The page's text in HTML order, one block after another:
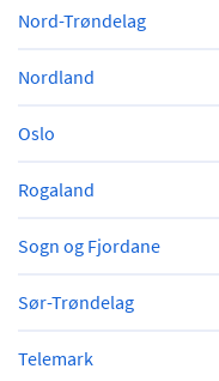
Nord-Trøndelag
Nordland
Oslo
Rogaland
Sogn og Fjordane
Sør-Trøndelag
Telemark